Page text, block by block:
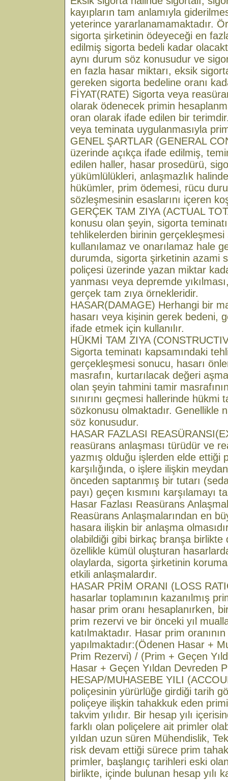
kayıpların tam anlamıyla
yeterince yararlanamamaktadır.
sigorta şirketinin ödeyeceği en
edilmiş sigorta bedeli kadar
aynı durum söz konusudur ve
en fazla hasar miktarı, eksik
gereken sigorta bedeline oranı
FİYAT(RATE) Sigorta veya
olarak ödenecek primin
oran olarak ifade edilen bir
veya teminata uygulanmasıyla
GENEL ŞARTLAR (GENERAL
üzerinde açıkça ifade edilmiş,
edilen haller, hasar prosedürü,
yükümlülükleri, anlaşmazlık
hükümler, prim ödemesi, rücu
sözleşmesinin esaslarını içeren
GERÇEK TAM ZIYA (ACTUAL
konusu olan şeyin, sigorta
tehlikelerden birinin
kullanılamaz ve onarılamaz hale
durumda, sigorta şirketinin azami
poliçesi üzerinde yazan miktar
yanması veya depremde
gerçek tam zıya örnekleridir.
HASAR(DAMAGE) Herhangi bir
hasarı veya kişinin gerek bedeni,
ifade etmek için kullanılır.
HÜKMİ TAM ZIYA
Sigorta teminatı kapsamındaki
gerçekleşmesi sonucu, hasarı
masrafın, kurtarılacak değeri
olan şeyin tahmini tamir
sınırını geçmesi hallerinde hükmi
sözkonusu olmaktadır. Genellikle
söz konusudur.
HASAR FAZLASI
reasürans anlaşması türüdür ve
yazmış olduğu işlerden elde ettiği
karşılığında, o işlere ilişkin
önceden saptanmış bir tutarı
payı) geçen kısmını karşılamayı
Hasar Fazlası Reasürans
Reasürans Anlaşmalarından en
hasara ilişkin bir anlaşma
olabildiği gibi birkaç branşa birlikte
özellikle kümül oluşturan
olaylarda, sigorta şirketinin
etkili anlaşmalardır.
HASAR PRİM ORANI (LOSS
hasarlar toplamının kazanılmış
hasar prim oranı hesaplanırken,
prim rezervi ve bir önceki yıl
katılmaktadır. Hasar prim
yapılmaktadır:(Ödenen Hasar +
Prim Rezervi) / (Prim + Geçen
Hasar + Geçen Yıldan Devreden
HESAP/MUHASEBE YILI
poliçesinin yürürlüğe girdiği tarih
poliçeye ilişkin tahakkuk eden
takvim yılıdır. Bir hesap yılı
farklı olan poliçelere ait primler
yıldan uzun süren Mühendislik,
risk devam ettiği sürece prim
primler, başlangıç tarihleri eski
birlikte, içinde bulunan hesap yılı